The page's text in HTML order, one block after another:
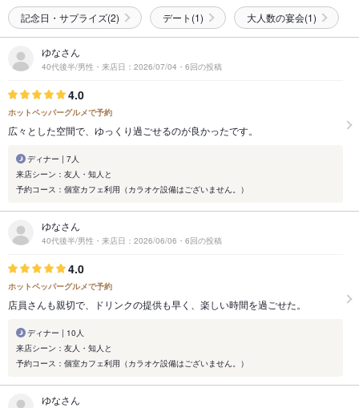
記念日・サプライズ(2) デート(1) 大人数の宴会(1)
ゆなさん
40代後半/男性・来店日：2026/07/04・6回の投稿
4.0
ホットペッパーグルメで予約
広々とした空間で、ゆっくり過ごせるのが良かったです。
ディナー | 7人
来店シーン：友人・知人と
予約コース：個室カフェ利用（カラオケ設備はございません。）
ゆなさん
40代後半/男性・来店日：2026/06/06・6回の投稿
4.0
ホットペッパーグルメで予約
店員さんも親切で、ドリンクの提供も早く、楽しい時間を過ごせた。
ディナー | 10人
来店シーン：友人・知人と
予約コース：個室カフェ利用（カラオケ設備はございません。）
ゆなさん